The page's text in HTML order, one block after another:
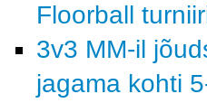
Floorball
3v3 MM-il
jagama kohti